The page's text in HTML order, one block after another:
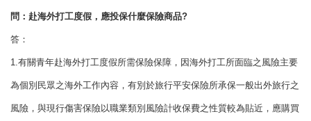
問：赴海外打工度假，應投保什麼保險商品?
答：
1.有關青年赴海外打工度假所需保險保障，因海外打工所面臨之風險主要
為個別民眾之海外工作內容，有別於旅行平安保險所承保一般出外旅行之
風險，與現行傷害保險以職業類別風險計收保費之性質較為貼近，應購買